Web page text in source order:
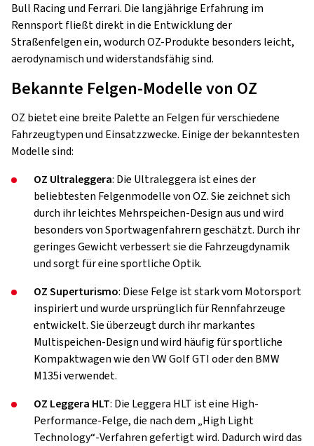
Bull Racing und Ferrari. Die langjährige Erfahrung im
Rennsport fließt direkt in die Entwicklung der
Straßenfelgen ein, wodurch OZ-Produkte besonders leicht,
aerodynamisch und widerstandsfähig sind.
Bekannte Felgen-Modelle von OZ
OZ bietet eine breite Palette an Felgen für verschiedene
Fahrzeugtypen und Einsatzzwecke. Einige der bekanntesten
Modelle sind:
OZ Ultraleggera: Die Ultraleggera ist eines der
beliebtesten Felgenmodelle von OZ. Sie zeichnet sich
durch ihr leichtes Mehrspeichen-Design aus und wird
besonders von Sportwagenfahrern geschätzt. Durch ihr
geringes Gewicht verbessert sie die Fahrzeugdynamik
und sorgt für eine sportliche Optik.
OZ Superturismo: Diese Felge ist stark vom Motorsport
inspiriert und wurde ursprünglich für Rennfahrzeuge
entwickelt. Sie überzeugt durch ihr markantes
Multispeichen-Design und wird häufig für sportliche
Kompaktwagen wie den VW Golf GTI oder den BMW
M135i verwendet.
OZ Leggera HLT: Die Leggera HLT ist eine High-
Performance-Felge, die nach dem „High Light
Technology“-Verfahren gefertigt wird. Dadurch wird das